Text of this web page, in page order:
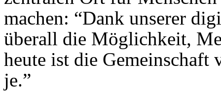
machen: “Dank unserer
überall die Möglichkeit,
heute ist die Gemeinschaft
je.”